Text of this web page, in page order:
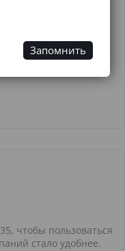
чтобы пользоваться
стало удобнее.
Запомнить